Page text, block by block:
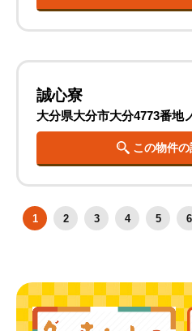
誠心寮
大分県大分市大分4773番地
この物件
1 2 3 4 5 6